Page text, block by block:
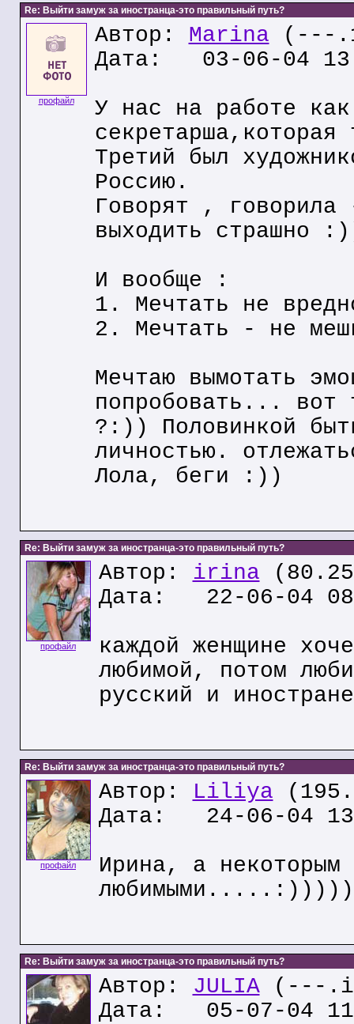
Re: Выйти замуж за иностранца-это правильный путь?
профайл
Автор: Marina (---
Дата: 03-06-04
У нас на работе
Третий был
Россию.
Говорят , говорила
выходить страшно
И вообще :
1. Мечтать не
2. Мечтать - не
Мечтаю вымотать
попробовать... вот
?:)) Половинкой
личностью.
Лола, беги :))
Re: Выйти замуж за иностранца-это правильный путь?
профайл
Автор: irina
Дата: 22-06-04
каждой женщине
любимой, потом
русский и
Re: Выйти замуж за иностранца-это правильный путь?
профайл
Автор: Liliya
Дата: 24-06-04
Ирина, а некоторым
Re: Выйти замуж за иностранца-это правильный путь?
Автор: JULIA(---
Дата: 05-07-04